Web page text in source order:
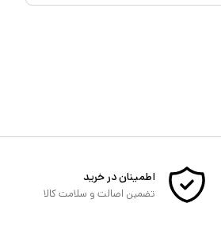
اطمینان در خرید
تضمین اصالت و سلامت کالا